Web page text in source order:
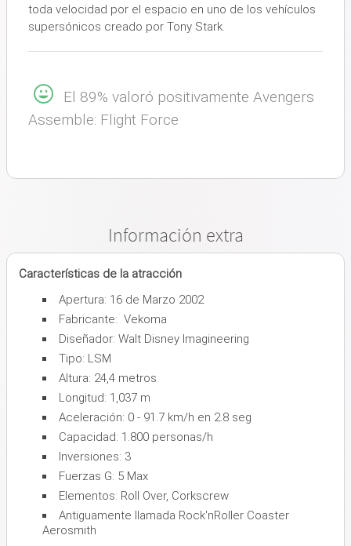
toda velocidad por el espacio en uno de los vehículos
supersónicos creado por Tony Stark.
El 89% valoró positivamente Avengers
Assemble: Flight Force
Información extra
Características de la atracción
Apertura: 16 de Marzo 2002
Fabricante: Vekoma
Diseñador: Walt Disney Imagineering
Tipo: LSM
Altura: 24,4 metros
Longitud: 1,037 m
Aceleración: 0 - 91.7 km/h en 2.8 seg
Capacidad: 1.800 personas/h
Inversiones: 3
Fuerzas G: 5 Max
Elementos: Roll Over, Corkscrew
Antiguamente llamada Rock'nRoller Coaster
Aerosmith